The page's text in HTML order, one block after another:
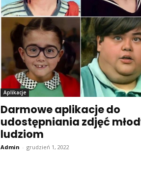
Aplikacje
Darmowe aplikacje do
udostępniania zdjęć
ludziom
Admin - grudzień 1, 2022